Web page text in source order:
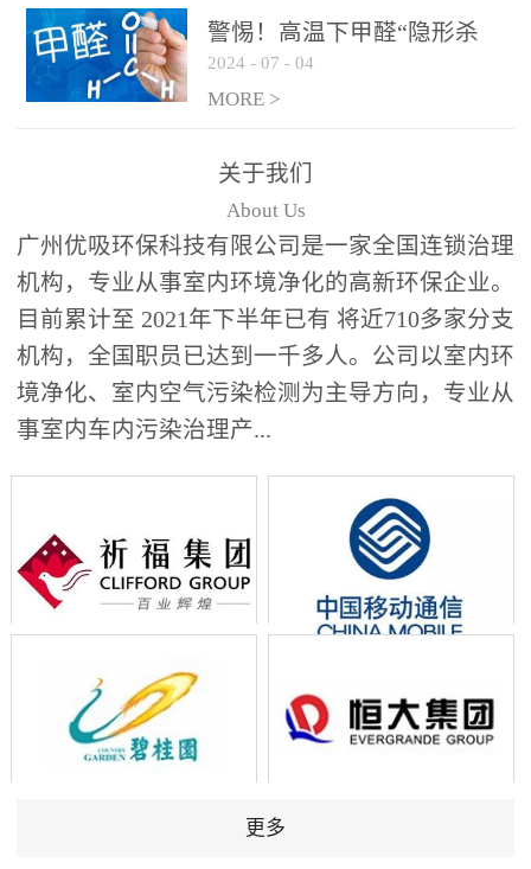
警惕！高温下甲醛“隐形杀
手”来袭，你的家安全吗？
2024 - 07 - 04
MORE >
关于我们
About Us
广州优吸环保科技有限公司是一家全国连锁治理
机构，专业从事室内环境净化的高新环保企业。
目前累计至 2021年下半年已有 将近710多家分支
机构，全国职员已达到一千多人。公司以室内环
境净化、室内空气污染检测为主导方向，专业从
事室内车内污染治理产...
更多